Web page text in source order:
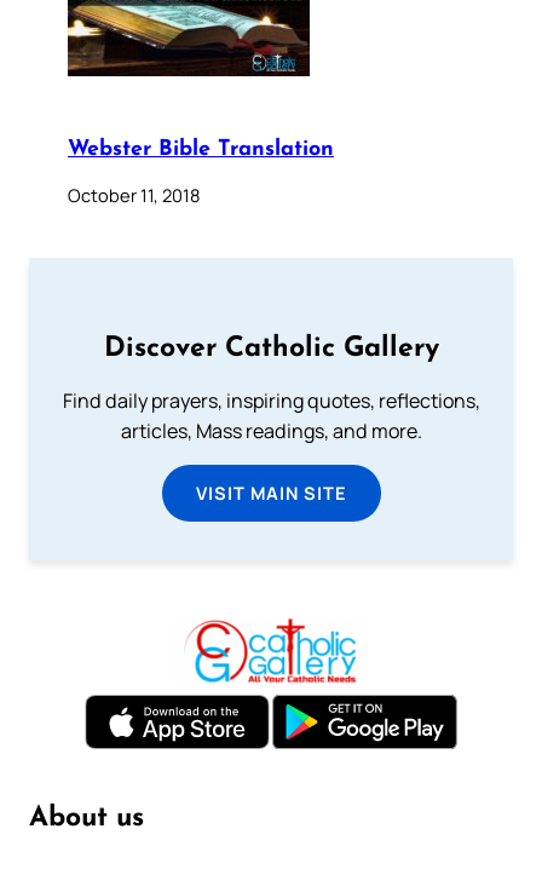
Webster Bible Translation
October 11, 2018
Discover Catholic Gallery
Find daily prayers, inspiring quotes, reflections,
articles, Mass readings, and more.
VISIT MAIN SITE
About us